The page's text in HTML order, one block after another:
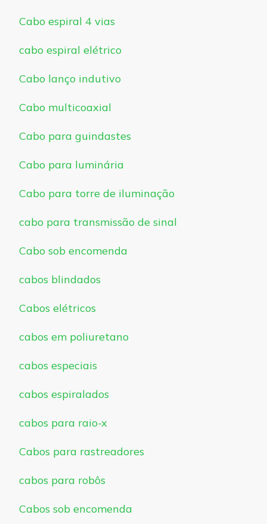
Cabo espiral 4 vias
cabo espiral elétrico
Cabo lanço indutivo
Cabo multicoaxial
Cabo para guindastes
Cabo para luminária
Cabo para torre de iluminação
cabo para transmissão de sinal
Cabo sob encomenda
cabos blindados
Cabos elétricos
cabos em poliuretano
cabos especiais
cabos espiralados
cabos para raio-x
Cabos para rastreadores
cabos para robôs
Cabos sob encomenda